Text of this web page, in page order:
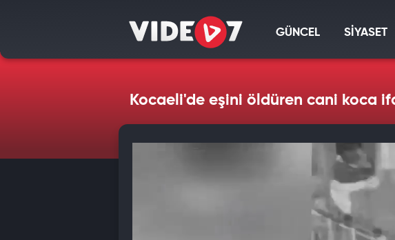
GÜNCEL SİYASET
Kocaeli'de eşini öldüren cani koca